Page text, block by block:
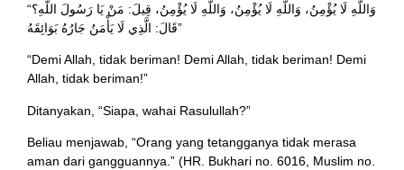
“وَاللَّهِ لَا يُؤْمِنُ، وَاللَّهِ لَا يُؤْمِنُ، وَاللَّهِ لَا يُؤْمِنُ، قِيلَ: مَنْ يَا رَسُولَ اللَّهِ؟
قَالَ: الَّذِي لَا يَأْمَنُ جَارُهُ بَوَائِقَهُ”
“Demi Allah, tidak beriman! Demi Allah, tidak beriman! Demi
Allah, tidak beriman!”
Ditanyakan, “Siapa, wahai Rasulullah?”
Beliau menjawab, “Orang yang tetangganya tidak merasa
aman dari gangguannya.” (HR. Bukhari no. 6016, Muslim no.